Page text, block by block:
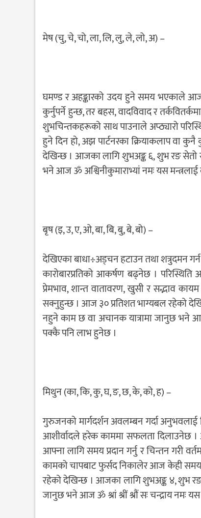
मेष (चु, चे, चो, ला, लि, लु, ले, लो, अ) –
घमण्ड र अहङ्कारको उदय हुने समय भएकाले आज
कुर्नुपर्ने हुन्छ, तर बहस, वादविवाद र
शुभचिन्तकहरूको साथ पाउनाले अप्ठ्यारो
हुने दिन हो, अझ पार्टनरका क्रियाकलाप वा
देखिन्छ । आजका लागि शुभअङ्क ६, शुभ रङ सेतो
भने आज ॐ अश्विनीकुमाराभ्यां नमः यस मन्त्रलाई
बृष (इ, उ, ए, ओ, बा, बि, बु, बे, बो) –
देखिएका बाधा÷अड्चन हटाउन तथा शत्रुदमन
कारोबारप्रतिको आकर्षण बढ्नेछ । परिस्थिति
प्रेमभाव, शान्त वातावरण, खुसी र सद्भाव कायम
सक्नुहुन्छ । आज ३० प्रतिशत भाग्यबल रहेको
नहुने काम छ वा अचानक यात्रामा जानुछ भने
पक्कै पनि लाभ हुनेछ ।
मिथुन (का, कि, कु, घ, ङ, छ, के, को, ह) –
गुरुजनको मार्गदर्शन अवलम्बन गर्दा
आशीर्वादले हरेक काममा सफलता दिलाउनेछ ।
आफ्ना लागि समय प्रदान गर्नु र चिन्तन गरी
कामको चापबाट फुर्सद निकालेर आज केही समय
रहेको देखिन्छ । आजका लागि शुभअङ्क ४, शुभ रङ
जानुछ भने आज ॐ श्रां श्रीं श्रौं सः चन्द्राय नमः